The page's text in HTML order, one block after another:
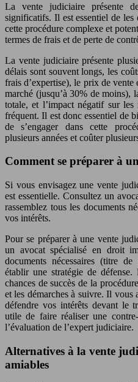
La vente judiciaire présente
significatifs. Il est essentiel de les
cette procédure complexe et
termes de frais et de perte de
La vente judiciaire présente
délais sont souvent longs, les
frais d’expertise), le prix de
marché (jusqu’à 30% de moins),
totale, et l’impact négatif sur
fréquent. Il est donc essentiel de
de s’engager dans cette
plusieurs années et coûter
Comment se préparer à
Si vous envisagez une vente
est essentielle. Consultez un
rassemblez tous les documents
vos intérêts.
Pour se préparer à une vente
un avocat spécialisé en droit
documents nécessaires (titre
établir une stratégie de
chances de succès de la
et les démarches à suivre. Il vous
défendre vos intérêts devant le
utile de faire réaliser une
l’évaluation de l’expert judiciaire.
Alternatives à la vente
amiables